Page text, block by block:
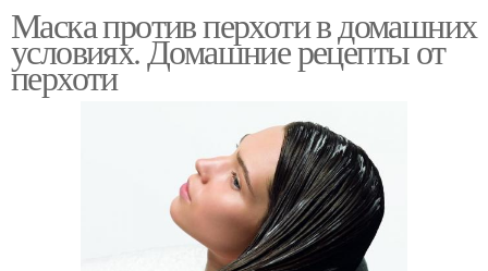
Маска против перхоти в домашних
условиях. Домашние рецепты от
перхоти